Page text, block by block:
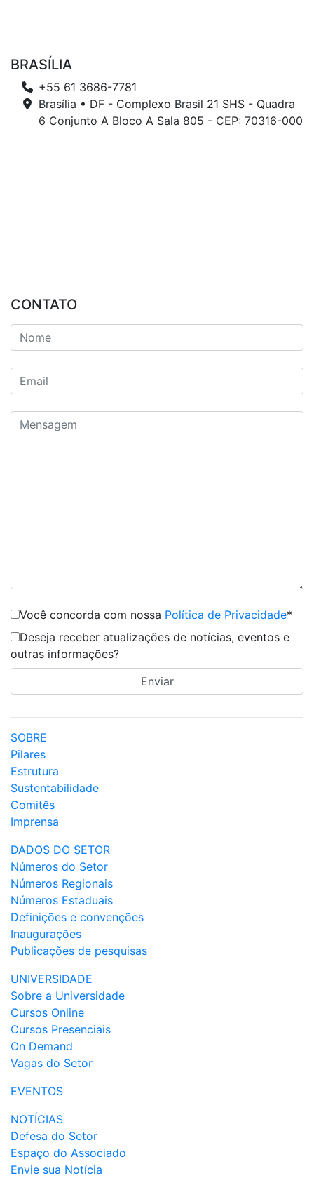
BRASÍLIA
+55 61 3686-7781
Brasília • DF - Complexo Brasil 21 SHS - Quadra
6 Conjunto A Bloco A Sala 805 - CEP: 70316-000
CONTATO
Você concorda com nossa Política de Privacidade*
Deseja receber atualizações de notícias, eventos e
outras informações?
SOBRE
Pilares
Estrutura
Sustentabilidade
Comitês
Imprensa
DADOS DO SETOR
Números do Setor
Números Regionais
Números Estaduais
Definições e convenções
Inaugurações
Publicações de pesquisas
UNIVERSIDADE
Sobre a Universidade
Cursos Online
Cursos Presenciais
On Demand
Vagas do Setor
EVENTOS
NOTÍCIAS
Defesa do Setor
Espaço do Associado
Envie sua Notícia